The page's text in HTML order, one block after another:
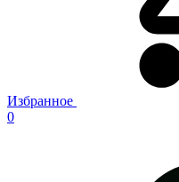
Избранное
0